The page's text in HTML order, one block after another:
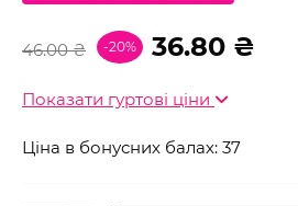
46.00 ₴ -20% 36.80 ₴
Показати гуртові ціни
Ціна в бонусних балах: 37